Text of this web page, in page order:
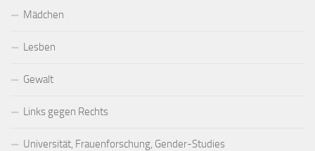
Mädchen
Lesben
Gewalt
Links gegen Rechts
Universität, Frauenforschung, Gender-Studies